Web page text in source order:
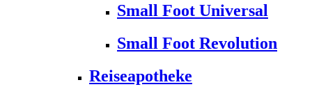
Small Foot Universal
Small Foot Revolution
Reiseapotheke